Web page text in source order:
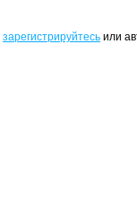
зарегистрируйтесьили